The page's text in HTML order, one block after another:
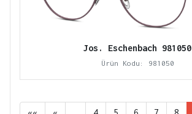
Jos. Eschenbach 981050
Ürün Kodu: 981050